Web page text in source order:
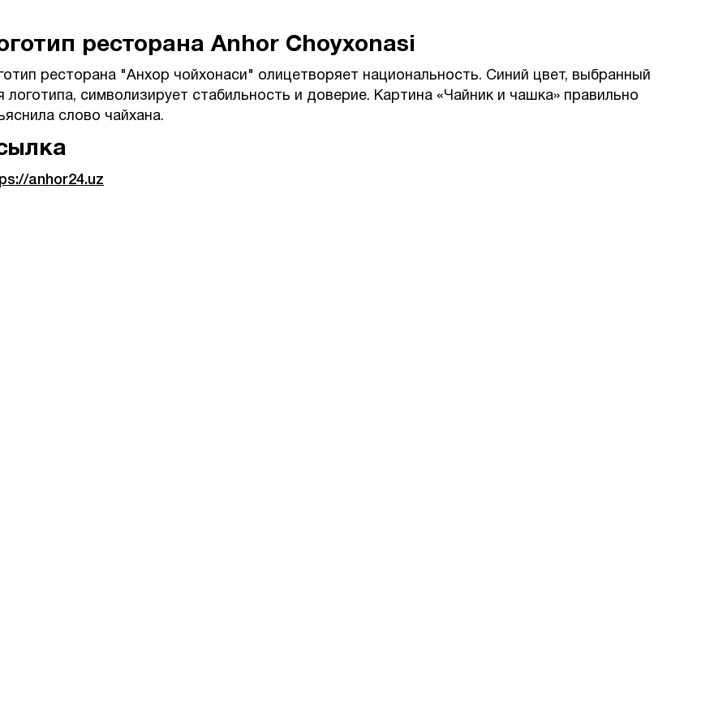
ресторана Anhor Choyxonasi
ресторана "Анхор чойхонаси" олицетворяет национальность. Синий цвет, выбранный
логотипа, символизирует стабильность и доверие. Картина «Чайник и чашка» правильно
слово чайхана.
anhor24.uz